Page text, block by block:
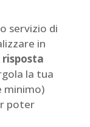
servizio di
in
la tua
minimo)
poter